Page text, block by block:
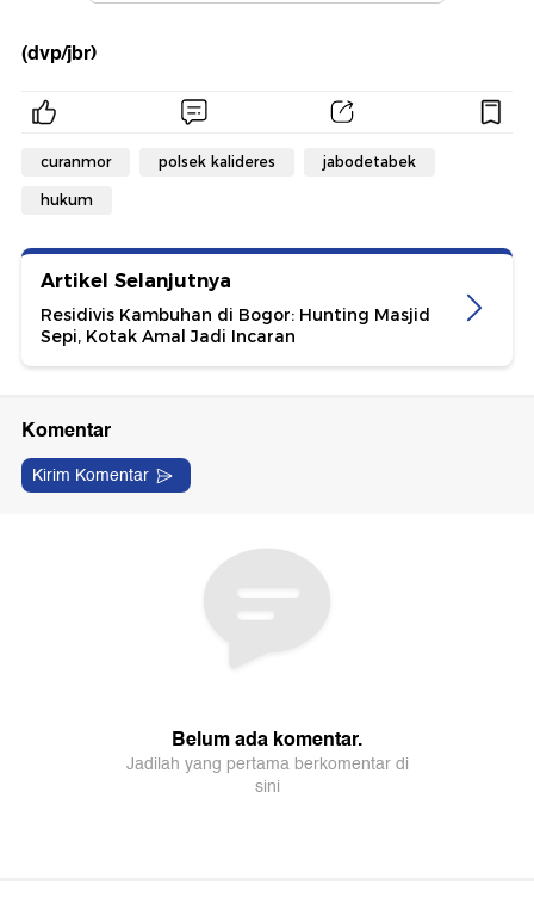
(dvp/jbr)
curanmor polsek kalideres jabodetabek
hukum
Artikel Selanjutnya
Residivis Kambuhan di Bogor: Hunting Masjid
Sepi, Kotak Amal Jadi Incaran